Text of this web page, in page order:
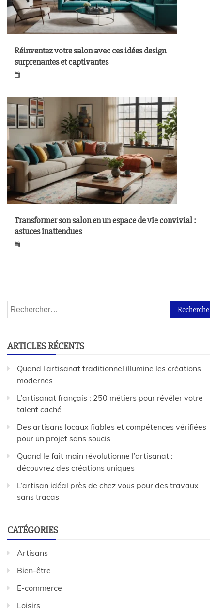
Réinventez votre salon avec ces idées design
surprenantes et captivantes
Transformer son salon en un espace de vie convivial :
astuces inattendues
ARTICLES RÉCENTS
Quand l’artisanat traditionnel illumine les créations
modernes
L’artisanat français : 250 métiers pour révéler votre
talent caché
Des artisans locaux fiables et compétences vérifiées
pour un projet sans soucis
Quand le fait main révolutionne l’artisanat :
découvrez des créations uniques
L’artisan idéal près de chez vous pour des travaux
sans tracas
CATÉGORIES
Artisans
Bien-être
E-commerce
Loisirs